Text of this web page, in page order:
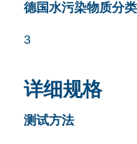
德国水污染物质分
3
详细规格
测试方法